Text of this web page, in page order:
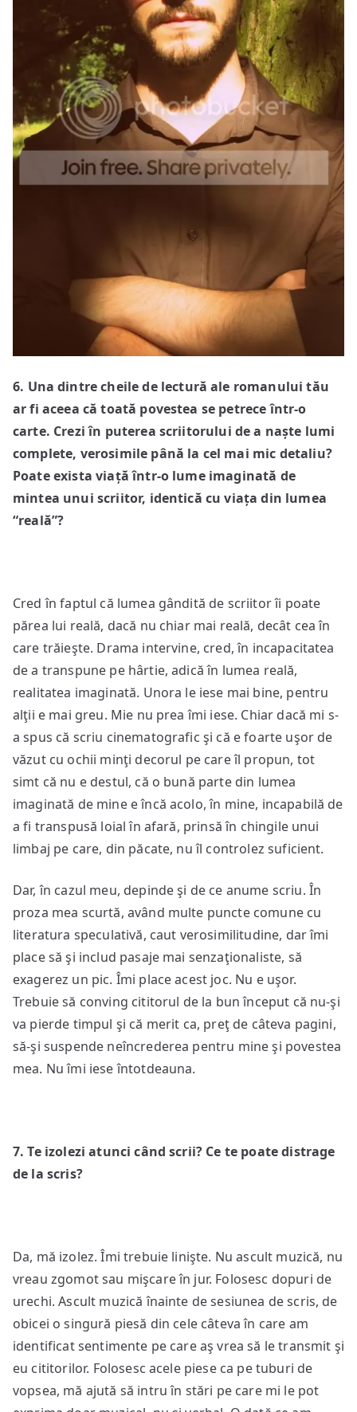
6. Una dintre cheile de lectură ale romanului tău
ar fi aceea că toată povestea se petrece într-o
carte. Crezi în puterea scriitorului de a naște lumi
complete, verosimile până la cel mai mic detaliu?
Poate exista viață într-o lume imaginată de
mintea unui scriitor, identică cu viața din lumea
“reală”?
Cred în faptul că lumea gândită de scriitor îi poate
părea lui reală, dacă nu chiar mai reală, decât cea în
care trăieşte. Drama intervine, cred, în incapacitatea
de a transpune pe hârtie, adică în lumea reală,
realitatea imaginată. Unora le iese mai bine, pentru
alţii e mai greu. Mie nu prea îmi iese. Chiar dacă mi s-
a spus că scriu cinematografic şi că e foarte uşor de
văzut cu ochii minţi decorul pe care îl propun, tot
simt că nu e destul, că o bună parte din lumea
imaginată de mine e încă acolo, în mine, incapabilă de
a fi transpusă loial în afară, prinsă în chingile unui
limbaj pe care, din păcate, nu îl controlez suficient.
Dar, în cazul meu, depinde şi de ce anume scriu. În
proza mea scurtă, având multe puncte comune cu
literatura speculativă, caut verosimilitudine, dar îmi
place să şi includ pasaje mai senzaţionaliste, să
exagerez un pic. Îmi place acest joc. Nu e uşor.
Trebuie să conving cititorul de la bun început că nu-şi
va pierde timpul şi că merit ca, preţ de câteva pagini,
să-şi suspende neîncrederea pentru mine şi povestea
mea. Nu îmi iese întotdeauna.
7. Te izolezi atunci când scrii? Ce te poate distrage
de la scris?
Da, mă izolez. Îmi trebuie linişte. Nu ascult muzică, nu
vreau zgomot sau mişcare în jur. Folosesc dopuri de
urechi. Ascult muzică înainte de sesiunea de scris, de
obicei o singură piesă din cele câteva în care am
identificat sentimente pe care aş vrea să le transmit şi
eu cititorilor. Folosesc acele piese ca pe tuburi de
vopsea, mă ajută să intru în stări pe care mi le pot